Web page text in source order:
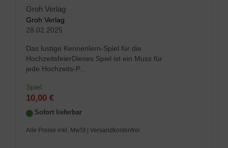
Groh Verlag
Groh Verlag
28.02.2025
Das lustige Kennenlern-Spiel für die
HochzeitsfeierDieses Spiel ist ein Muss für
jede Hochzeits-P...
Spiel
10,00 €
Sofort lieferbar
Alle Preise inkl. MwSt | Versandkostenfrei